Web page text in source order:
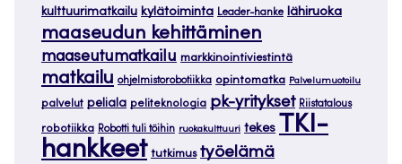
kulttuurimatkailu kylätoiminta Leader-hanke lähiruoka
maaseudun kehittäminen
maaseutumatkailu markkinointiviestintä
matkailu ohjelmistorobotiikka opintomatka Palvelumuotoilu
palvelut peliala peliteknologia pk-yritykset Riistatalous
robotiikka Robotti tuli töihin ruokakulttuuri tekes
TKI-
hankkeet tutkimus työelämä